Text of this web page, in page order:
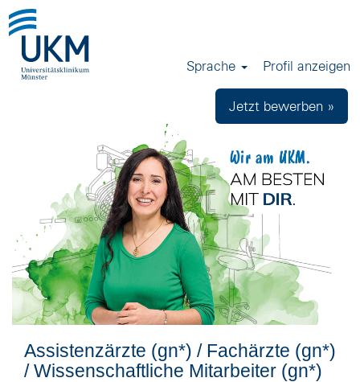
Sprache Profil anzeigen
Jetzt bewerben »
Assistenzärzte (gn*) / Fachärzte (gn*)
/ Wissenschaftliche Mitarbeiter (gn*)